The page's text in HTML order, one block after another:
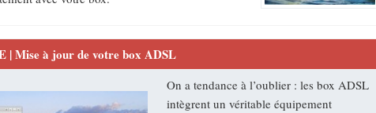
| Mise à jour de votre box ADSL
On a tendance à l’oublier : les box ADSL
intègrent un véritable équipement